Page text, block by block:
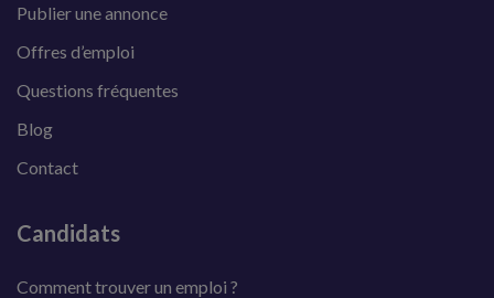
Publier une annonce
Offres d’emploi
Questions fréquentes
Blog
Contact
Candidats
Comment trouver un emploi ?